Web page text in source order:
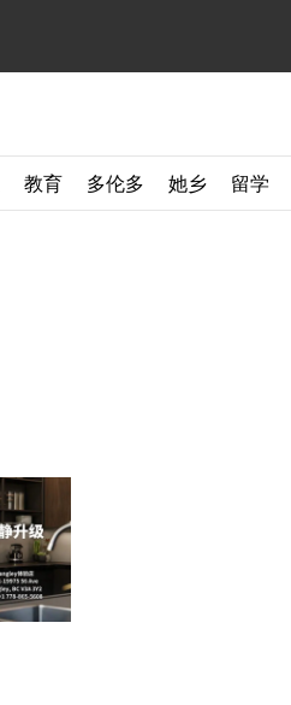
教育 多伦多 她乡 留学